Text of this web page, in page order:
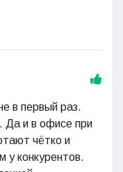
в первый раз.
Да и в офисе при
чётко и
у конкурентов.